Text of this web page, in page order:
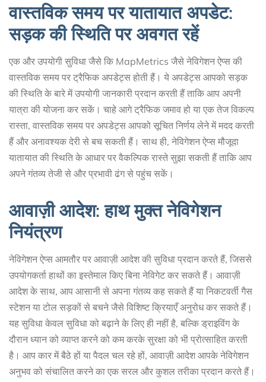
वास्तविक समय पर यातायात अपडेट:
सड़क की स्थिति पर अवगत रहें
एक और उपयोगी सुविधा जैसे कि MapMetrics जैसे नेविगेशन ऐप्स की
वास्तविक समय पर ट्रैफिक अपडेट्स होती हैं। ये अपडेट्स आपको सड़क
की स्थिति के बारे में उपयोगी जानकारी प्रदान करती हैं ताकि आप अपनी
यात्रा की योजना कर सकें। चाहे आगे ट्रैफिक जमाव हो या एक तेज विकल्प
रास्ता, वास्तविक समय पर अपडेट्स आपको सूचित निर्णय लेने में मदद करती
हैं और अनावश्यक देरी से बच सकती हैं। साथ ही, नेविगेशन ऐप्स मौजूदा
यातायात की स्थिति के आधार पर वैकल्पिक रास्ते सुझा सकती हैं ताकि आप
अपने गंतव्य तेजी से और प्रभावी ढंग से पहुंच सकें।
आवाज़ी आदेश: हाथ मुक्त नेविगेशन
नियंत्रण
नेविगेशन ऐप्स आमतौर पर आवाज़ी आदेश की सुविधा प्रदान करते हैं, जिससे
उपयोगकर्ता हाथों का इस्तेमाल किए बिना नेविगेट कर सकते हैं। आवाज़ी
आदेश के साथ, आप आसानी से अपना गंतव्य कह सकते हैं या निकटवर्ती गैस
स्टेशन या टोल सड़कों से बचने जैसे विशिष्ट क्रियाएँ अनुरोध कर सकते हैं।
यह सुविधा केवल सुविधा को बढ़ाने के लिए ही नहीं है, बल्कि ड्राइविंग के
दौरान ध्यान को व्याप्त करने को कम करके सुरक्षा को भी प्रोत्साहित करती
है। आप कार में बैठे हों या पैदल चल रहे हों, आवाज़ी आदेश आपके नेविगेशन
अनुभव को संचालित करने का एक सरल और कुशल तरीका प्रदान करते हैं।